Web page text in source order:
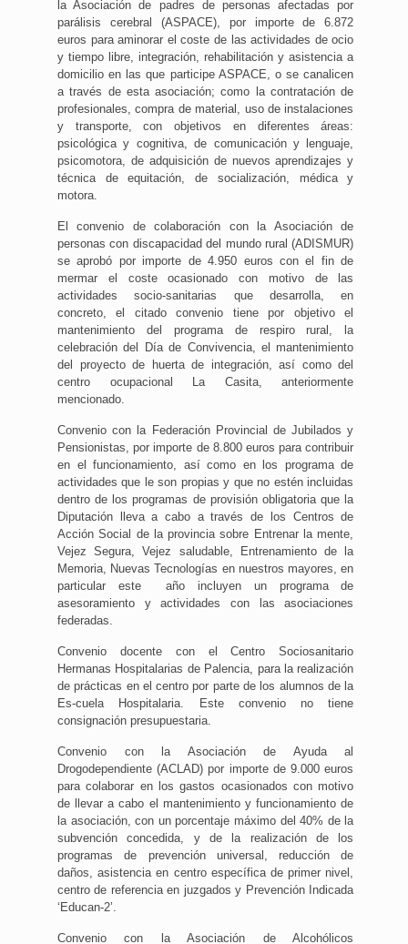
la Asociación de padres de personas afectadas por
parálisis cerebral (ASPACE), por importe de 6.872
euros para aminorar el coste de las actividades de ocio
y tiempo libre, integración, rehabilitación y asistencia a
domicilio en las que participe ASPACE, o se canalicen
a través de esta asociación; como la contratación de
profesionales, compra de material, uso de instalaciones
y transporte, con objetivos en diferentes áreas:
psicológica y cognitiva, de comunicación y lenguaje,
psicomotora, de adquisición de nuevos aprendizajes y
técnica de equitación, de socialización, médica y
motora.
El convenio de colaboración con la Asociación de
personas con discapacidad del mundo rural (ADISMUR)
se aprobó por importe de 4.950 euros con el fin de
mermar el coste ocasionado con motivo de las
actividades socio-sanitarias que desarrolla, en
concreto, el citado convenio tiene por objetivo el
mantenimiento del programa de respiro rural, la
celebración del Día de Convivencia, el mantenimiento
del proyecto de huerta de integración, así como del
centro ocupacional La Casita, anteriormente
mencionado.
Convenio con la Federación Provincial de Jubilados y
Pensionistas, por importe de 8.800 euros para contribuir
en el funcionamiento, así como en los programa de
actividades que le son propias y que no estén incluidas
dentro de los programas de provisión obligatoria que la
Diputación lleva a cabo a través de los Centros de
Acción Social de la provincia sobre Entrenar la mente,
Vejez Segura, Vejez saludable, Entrenamiento de la
Memoria, Nuevas Tecnologías en nuestros mayores, en
particular este año incluyen un programa de
asesoramiento y actividades con las asociaciones
federadas.
Convenio docente con el Centro Sociosanitario
Hermanas Hospitalarias de Palencia, para la realización
de prácticas en el centro por parte de los alumnos de la
Es-cuela Hospitalaria. Este convenio no tiene
consignación presupuestaria.
Convenio con la Asociación de Ayuda al
Drogodependiente (ACLAD) por importe de 9.000 euros
para colaborar en los gastos ocasionados con motivo
de llevar a cabo el mantenimiento y funcionamiento de
la asociación, con un porcentaje máximo del 40% de la
subvención concedida, y de la realización de los
programas de prevención universal, reducción de
daños, asistencia en centro específica de primer nivel,
centro de referencia en juzgados y Prevención Indicada
‘Educan-2’.
Convenio con la Asociación de Alcohólicos